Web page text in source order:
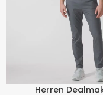
Herren